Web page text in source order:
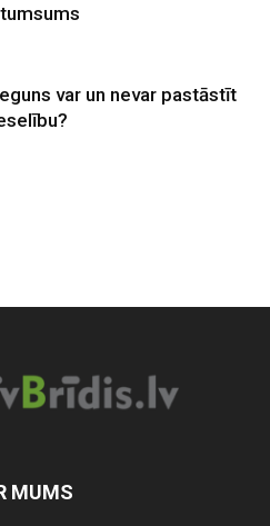
var un nevar pastāstīt
MUMS